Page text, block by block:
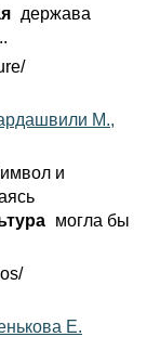
держава
М.,
и
могла бы
Е.